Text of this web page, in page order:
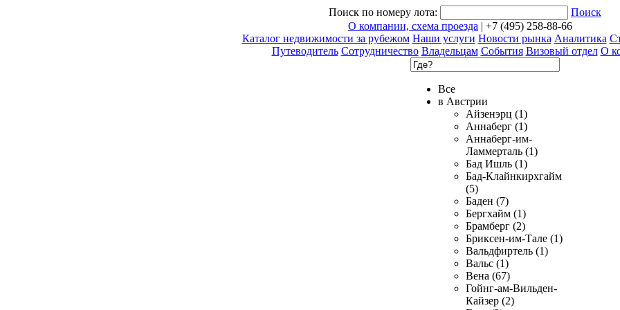
Поиск по номеру лота:
Поиск
О компании, схема проезда | +7 (495) 258-88-66
Каталог недвижимости за рубежом Наши услуги Новости рынка Аналитика
Путеводитель Сотрудничество Владельцам События Визовый отдел О
Все
в Австрии
Айзенэрц (1)
Аннаберг (1)
Аннаберг-им-
Ламмерталь (1)
Бад Ишль (1)
Бад-Клайнкирхгайм
(5)
Баден (7)
Бергхайм (1)
Брамберг (2)
Бриксен-им-Тале (1)
Вальдфиртель (1)
Вальс (1)
Вена (67)
Гойнг-ам-Вильден-
Кайзер (2)